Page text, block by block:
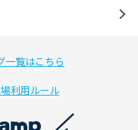
一覧はこちら
利用ルール